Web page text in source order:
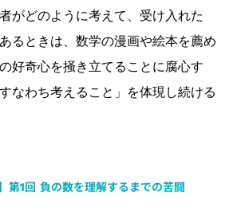
がどのように考えて、受け入れた
るときは、数学の漫画や絵本を薦め
好奇心を掻き立てることに腐心す
なわち考えること」を体現し続ける
第1回 負の数を理解するまでの苦闘